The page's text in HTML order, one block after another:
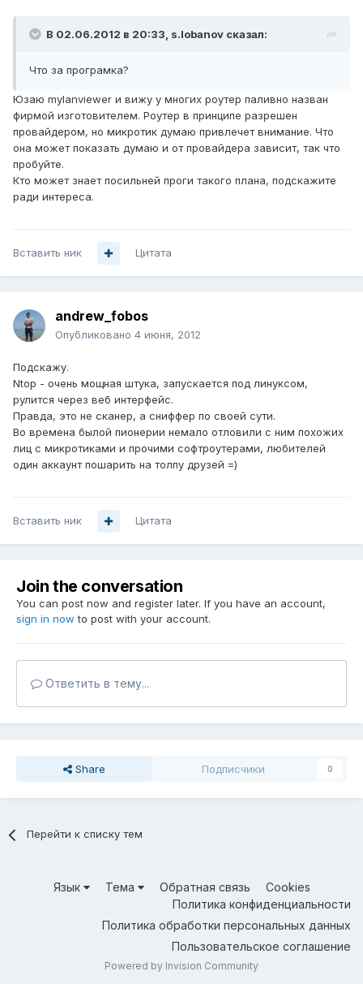
В 02.06.2012 в 20:33, s.lobanov сказал:
Что за програмка?
Юзаю mylanviewer и вижу у многих роутер паливно назван
фирмой изготовителем. Роутер в принципе разрешен
провайдером, но микротик думаю привлечет внимание. Что
она может показать думаю и от провайдера зависит, так что
пробуйте.
Кто может знает посильней проги такого плана, подскажите
ради интереса.
Вставить ник Цитата
andrew_fobos
Опубликовано 4 июня, 2012
Подскажу.
Ntop - очень мощная штука, запускается под линуксом,
рулится через веб интерфейс.
Правда, это не сканер, а сниффер по своей сути.
Во времена былой пионерии немало отловили с ним похожих
лиц с микротиками и прочими софтроутерами, любителей
один аккаунт пошарить на толпу друзей =)
Вставить ник Цитата
Join the conversation
You can post now and register later. If you have an account,
sign in now to post with your account.
Ответить в тему...
Share Подписчики 0
Перейти к списку тем
Язык Тема Обратная связь
Cookies
Политика конфиденциальности
Политика обработки персональных данных
Пользовательское соглашение
Powered by Invision Community